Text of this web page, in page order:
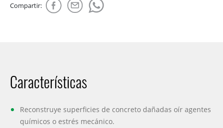
Compartir:
Características
Reconstruye superficies de concreto dañadas oír agentes
químicos o estrés mecánico.